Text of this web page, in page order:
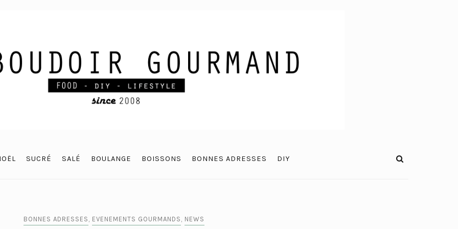
SUCRÉ SALÉ BOULANGE BOISSONS BONNES ADRESSES DIY
BONNES ADRESSES EVENEMENTS GOURMANDS NEWS